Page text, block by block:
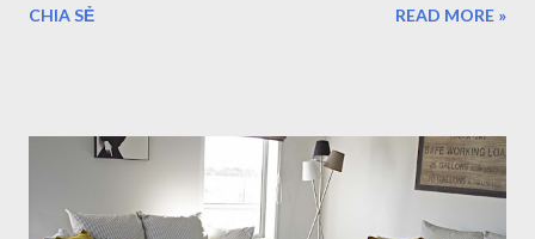
cổ điển. Được sử dụng trong phòng khách, phòng ngủ, văn
khách hiện đại TPHCM thảm trải sàn phòng ngủ đẹp TPHCM
thảm trải sàn phòng khách đẹp TPHCM thảm decor phòng ngủ
TPHCM Thảm Đẹp Sài Gòn cung cấp 500 mẫu thảm trang trí,
CHIA SẺ READ MORE »